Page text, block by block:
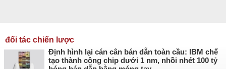
đối tác chiến lược
Định hình lại cán cân bán dẫn toàn cầu: IBM chế
tạo thành công chip dưới 1 nm, nhồi nhét 100 tỷ